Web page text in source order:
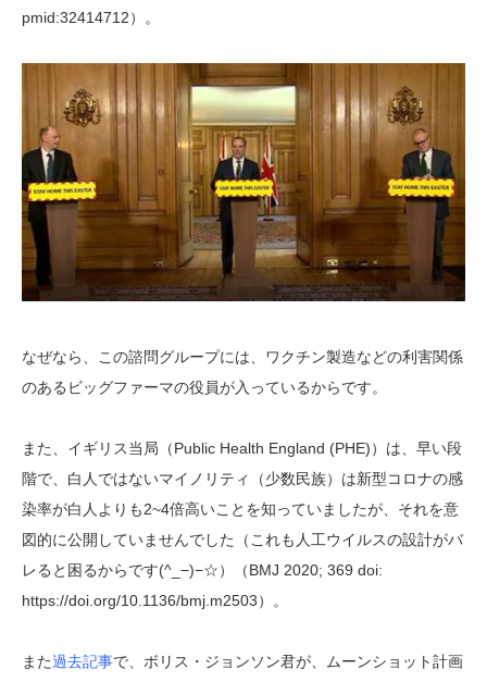
pmid:32414712）。
なぜなら、この諮問グループには、ワクチン製造などの利害関係
のあるビッグファーマの役員が入っているからです。
また、イギリス当局（Public Health England (PHE)）は、早い段
階で、白人ではないマイノリティ（少数民族）は新型コロナの感
染率が白人よりも2~4倍高いことを知っていましたが、それを意
図的に公開していませんでした（これも人工ウイルスの設計がバ
レると困るからです(^_−)−☆）（BMJ 2020; 369 doi:
https://doi.org/10.1136/bmj.m2503）。
また過去記事で、ボリス・ジョンソン君が、ムーンショット計画